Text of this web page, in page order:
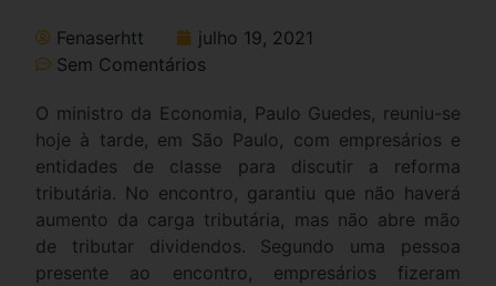
Fenaserhtt
julho 19, 2021
Sem Comentários
O ministro da Economia, Paulo Guedes, reuniu-se
hoje à tarde, em São Paulo, com empresários e
entidades de classe para discutir a reforma
tributária. No encontro, garantiu que não haverá
aumento da carga tributária, mas não abre mão
de tributar dividendos. Segundo uma pessoa
presente ao encontro, empresários fizeram